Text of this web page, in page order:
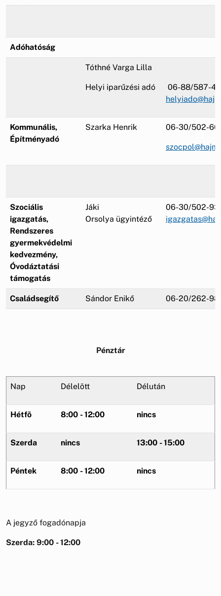
Adóhatóság
Tóthné Varga Lilla
Helyi iparűzési adó
06-88/587-
Kommunális,
Építményadó
Szarka Henrik 06-30/502-
Szociális
igazgatás,
Rendszeres
gyermekvédelmi
kedvezmény,
Óvodáztatási
támogatás
Jáki
Orsolya ügyintéző
06-30/502-
Családsegítő Sándor Enikő 06-20/262-
Pénztár
Nap Délelõtt Délután
Hétfõ 8:00 - 12:00 nincs
Szerda nincs 13:00 - 15:00
Péntek 8:00 - 12:00 nincs
A jegyző fogadónapja
Szerda: 9:00 - 12:00